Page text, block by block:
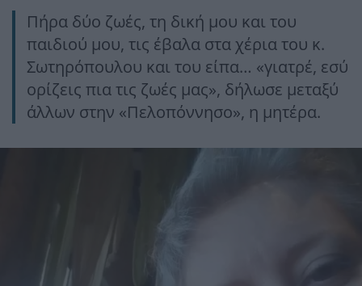
Πήρα δύο ζωές, τη δική μου και του
παιδιού μου, τις έβαλα στα χέρια του κ.
Σωτηρόπουλου και του είπα… «γιατρέ, εσύ
ορίζεις πια τις ζωές μας», δήλωσε μεταξύ
άλλων στην «Πελοπόννησο», η μητέρα.